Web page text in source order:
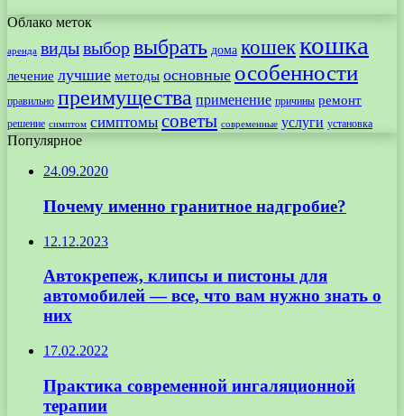
Облако меток
аренда видывыборвыбрать дома кошеккошка
лечение лучшие методы основные особенности
правильно преимущества применение причины ремонт
решение симптом симптомы советы современные услуги установка
Популярное
24.09.2020
Почему именно гранитное надгробие?
12.12.2023
Автокрепеж, клипсы и пистоны для
автомобилей — все, что вам нужно знать о
них
17.02.2022
Практика современной ингаляционной
терапии